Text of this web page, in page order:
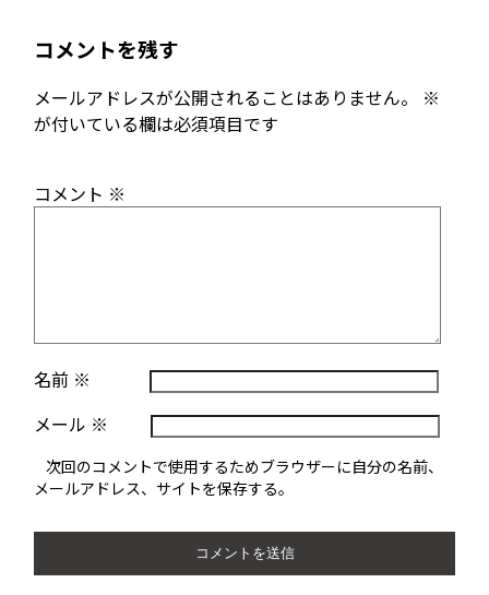
コメントを残す
メールアドレスが公開されることはありません。
※
が付いている欄は必須項目です
コメント ※
名前 ※
メール ※
次回のコメントで使用するためブラウザーに自分の名前、
メールアドレス、サイトを保存する。